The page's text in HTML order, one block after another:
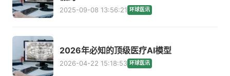
2025-09-08 13:56:21 环球医讯
2026年必知的顶级医疗AI模型
2026-04-22 15:18:53 环球医讯